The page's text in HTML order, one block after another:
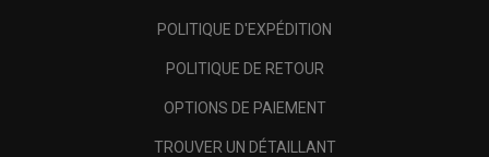
POLITIQUE D'EXPÉDITION
POLITIQUE DE RETOUR
OPTIONS DE PAIEMENT
TROUVER UN DÉTAILLANT